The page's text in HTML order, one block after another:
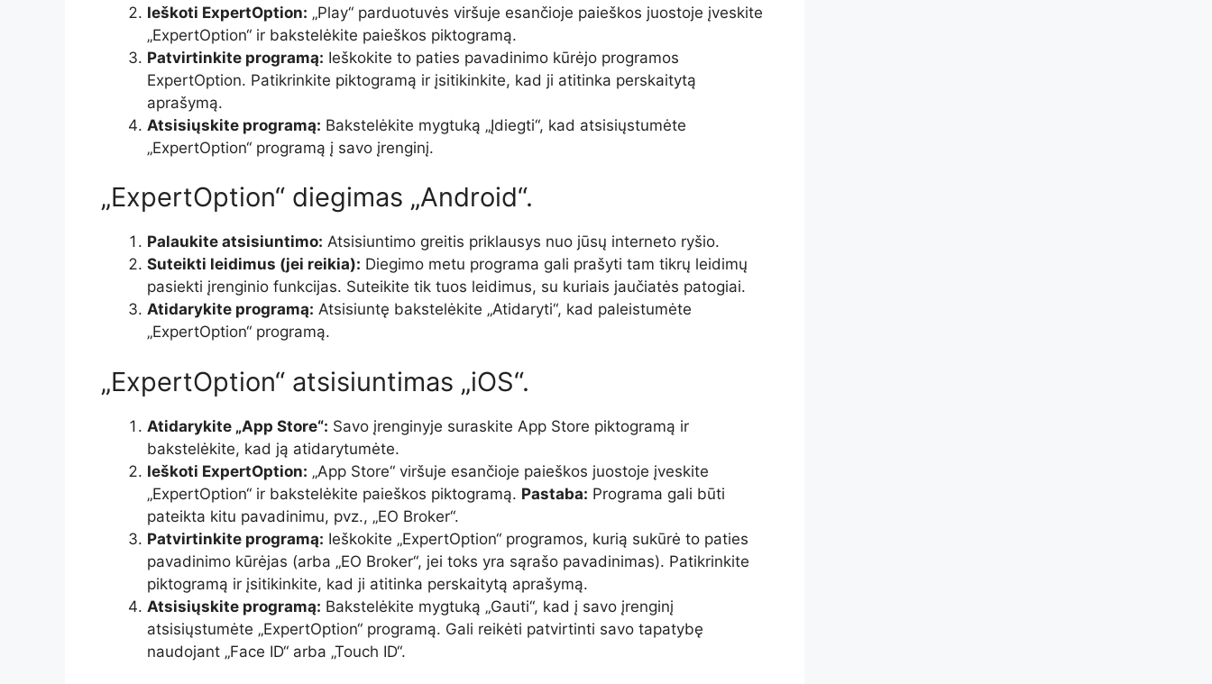
Ieškoti ExpertOption: „Play“ parduotuvės viršuje esančioje paieškos juostoje įveskite
„ExpertOption“ ir bakstelėkite paieškos piktogramą.
Patvirtinkite programą: Ieškokite to paties pavadinimo kūrėjo programos
ExpertOption. Patikrinkite piktogramą ir įsitikinkite, kad ji atitinka perskaitytą
aprašymą.
Atsisiųskite programą: Bakstelėkite mygtuką „Įdiegti“, kad atsisiųstumėte
„ExpertOption“ programą į savo įrenginį.
„ExpertOption“ diegimas „Android“.
Palaukite atsisiuntimo: Atsisiuntimo greitis priklausys nuo jūsų interneto ryšio.
Suteikti leidimus (jei reikia): Diegimo metu programa gali prašyti tam tikrų leidimų
pasiekti įrenginio funkcijas. Suteikite tik tuos leidimus, su kuriais jaučiatės patogiai.
Atidarykite programą: Atsisiuntę bakstelėkite „Atidaryti“, kad paleistumėte
„ExpertOption“ programą.
„ExpertOption“ atsisiuntimas „iOS“.
Atidarykite „App Store“: Savo įrenginyje suraskite App Store piktogramą ir
bakstelėkite, kad ją atidarytumėte.
Ieškoti ExpertOption: „App Store“ viršuje esančioje paieškos juostoje įveskite
„ExpertOption“ ir bakstelėkite paieškos piktogramą. Pastaba: Programa gali būti
pateikta kitu pavadinimu, pvz., „EO Broker“.
Patvirtinkite programą: Ieškokite „ExpertOption“ programos, kurią sukūrė to paties
pavadinimo kūrėjas (arba „EO Broker“, jei toks yra sąrašo pavadinimas). Patikrinkite
piktogramą ir įsitikinkite, kad ji atitinka perskaitytą aprašymą.
Atsisiųskite programą: Bakstelėkite mygtuką „Gauti“, kad į savo įrenginį
atsisiųstumėte „ExpertOption“ programą. Gali reikėti patvirtinti savo tapatybę
naudojant „Face ID“ arba „Touch ID“.